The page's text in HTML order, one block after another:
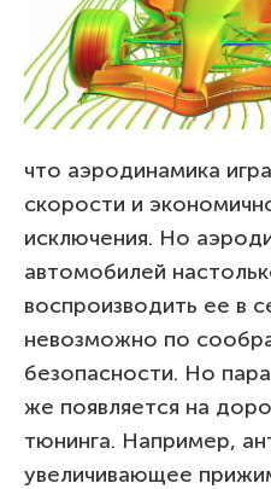
что аэродинамика
скорости и
исключения. Но
автомобилей
воспроизводить ее в
невозможно по
безопасности. Но
же появляется на
тюнинга. Например,
увеличивающее